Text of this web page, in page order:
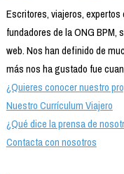
Escritores, viajeros,
fundadores de la ONG BPM,
web. Nos han definido de
más nos ha gustado fue
¿Quieres conocer nuestro
Nuestro Currículum Viajero
¿Qué dice la prensa de
Contacta con nosotros